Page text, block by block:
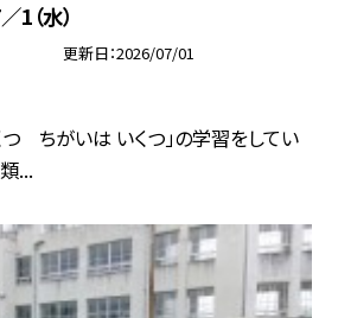
（水）
更新日 2026/07/01
つ ちがいは いくつ」の学習をしてい
...